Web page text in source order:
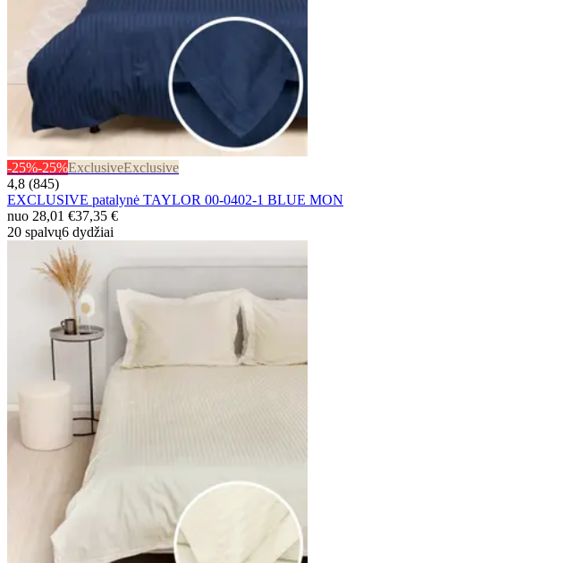
-25%-25%ExclusiveExclusive
4,8 (845)
EXCLUSIVE patalynė TAYLOR 00-0402-1 BLUE MON
nuo 28,01 €37,35 €
20 spalvų6 dydžiai